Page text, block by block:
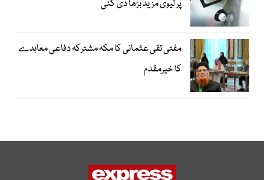
پر لیوی مزید بڑھا دی گئی
مفتی تقی عثمانی کا مکہ مشترکہ دفاعی معاہدے
کا خیرمقدم